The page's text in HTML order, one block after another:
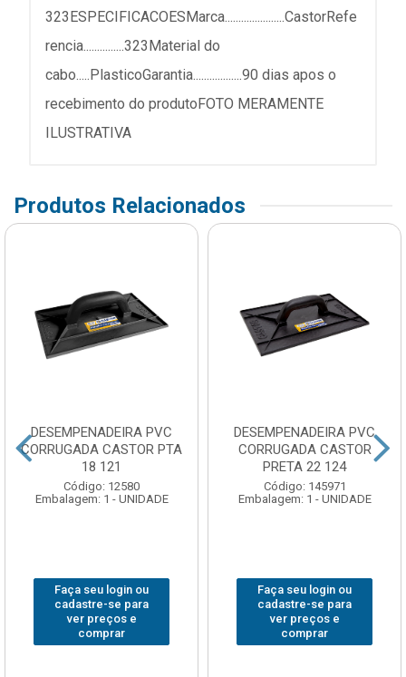
323ESPECIFICACOESMarca......................CastorRefe
rencia...............323Material do
cabo.....PlasticoGarantia..................90 dias apos o
recebimento do produtoFOTO MERAMENTE
ILUSTRATIVA
Produtos Relacionados
DESEMPENADEIRA PVC
CORRUGADA CASTOR PTA
18 121
Código: 12580
Embalagem: 1 - UNIDADE
Faça seu login ou
cadastre-se para
ver preços e
comprar
DESEMPENADEIRA PVC
CORRUGADA CASTOR
PRETA 22 124
Código: 145971
Embalagem: 1 - UNIDADE
Faça seu login ou
cadastre-se para
ver preços e
comprar